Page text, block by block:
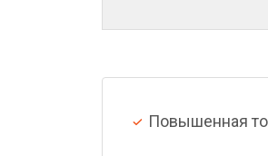
Повышенная